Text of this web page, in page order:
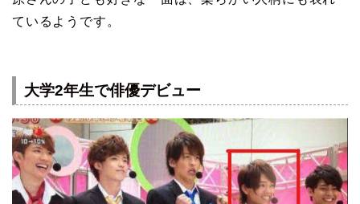
ているようです。
大学2年生で俳優デビュー